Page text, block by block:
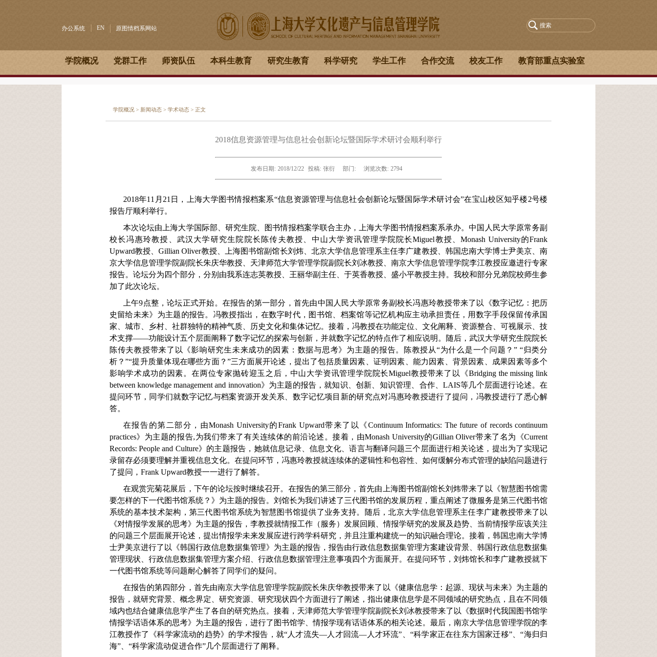
办公系统 EN 原图情档系网站
学院概况 党群工作 师资队伍 本科生教育 研究生教育 科学研究 学生工作 合作交流 校友工作 教育部重点实验室
学院概况 >新闻动态 >学术动态 > 正文
2018信息资源管理与信息社会创新论坛暨国际学术研讨会顺利举行
发布日期: 2018/12/22 投稿: 张衍 部门: 浏览次数: 2794
2018年11月21日，上海大学图书情报档案系“信息资源管理与信息社会创新论坛暨国际学术研讨会”在宝山校区知乎楼2号楼
报告厅顺利举行。
本次论坛由上海大学国际部、研究生院、图书情报档案学联合主办，上海大学图书情报档案系承办。中国人民大学原常务副
校长冯惠玲教授、武汉大学研究生院院长陈传夫教授、中山大学资讯管理学院院长Miguel教授、Monash University的Frank
Upward教授、Gillian Oliver教授、上海图书馆副馆长刘炜、北京大学信息管理系主任李广建教授、韩国忠南大学博士尹美京、南
京大学信息管理学院副院长朱庆华教授、天津师范大学管理学院副院长刘冰教授、南京大学信息管理学院李江教授应邀进行专家
报告。论坛分为四个部分，分别由我系连志英教授、王丽华副主任、于英香教授、盛小平教授主持。我校和部分兄弟院校师生参
加了此次论坛。
上午9点整，论坛正式开始。在报告的第一部分，首先由中国人民大学原常务副校长冯惠玲教授带来了以《数字记忆：把历
史留给未来》为主题的报告。冯教授指出，在数字时代，图书馆、档案馆等记忆机构应主动承担责任，用数字手段保留传承国
家、城市、乡村、社群独特的精神气质、历史文化和集体记忆。接着，冯教授在功能定位、文化阐释、资源整合、可视展示、技
术支撑——功能设计五个层面阐释了数字记忆的探索与创新，并就数字记忆的特点作了相应说明。随后，武汉大学研究生院院长
陈传夫教授带来了以《影响研究生未来成功的因素：数据与思考》为主题的报告。陈教授从“为什么是一个问题？” “归类分
析？”“提升质量体现在哪些方面？”三方面展开论述，提出了包括质量因素、证明因素、能力因素、背景因素、成果因素等多个
影响学术成功的因素。在两位专家抛砖迎玉之后，中山大学资讯管理学院院长Miguel教授带来了以《Bridging the missing link
between knowledge management and innovation》为主题的报告，就知识、创新、知识管理、合作、LAIS等几个层面进行论述。在
提问环节，同学们就数字记忆与档案资源开发关系、数字记忆项目新的研究点对冯惠玲教授进行了提问，冯教授进行了悉心解
答。
在报告的第二部分，由Monash University的Frank Upward带来了以《Continuum Informatics: The future of records continuum
practices》为主题的报告,为我们带来了有关连续体的前沿论述。接着，由Monash University的Gillian Oliver带来了名为《Current
Records: People and Culture》的主题报告，她就信息记录、信息文化、语言与翻译问题三个层面进行相关论述，提出为了实现记
录留存必须要理解并重视信息文化。在提问环节，冯惠玲教授就连续体的逻辑性和包容性、如何缓解分布式管理的缺陷问题进行
了提问，Frank Upward教授一一进行了解答。
在观赏完菊花展后，下午的论坛按时继续召开。在报告的第三部分，首先由上海图书馆副馆长刘炜带来了以《智慧图书馆需
要怎样的下一代图书馆系统？》为主题的报告。刘馆长为我们讲述了三代图书馆的发展历程，重点阐述了微服务是第三代图书馆
系统的基本技术架构，第三代图书馆系统为智慧图书馆提供了业务支持。随后，北京大学信息管理系主任李广建教授带来了以
《对情报学发展的思考》为主题的报告，李教授就情报工作（服务）发展回顾、情报学研究的发展及趋势、当前情报学应该关注
的问题三个层面展开论述，提出情报学未来发展应进行跨学科研究，并且注重构建统一的知识融合理论。接着，韩国忠南大学博
士尹美京进行了以《韩国行政信息数据集管理》为主题的报告，报告由行政信息数据集管理方案建设背景、韩国行政信息数据集
管理现状、行政信息数据集管理方案介绍、行政信息数据管理注意事项四个方面展开。在提问环节，刘炜馆长和李广建教授就下
一代图书馆系统等问题耐心解答了同学们的疑问。
在报告的第四部分，首先由南京大学信息管理学院副院长朱庆华教授带来了以《健康信息学：起源、现状与未来》为主题的
报告，就研究背景、概念界定、研究资源、研究现状四个方面进行了阐述，指出健康信息学是不同领域的研究热点，且在不同领
域内也结合健康信息学产生了各自的研究热点。接着，天津师范大学管理学院副院长刘冰教授带来了以《数据时代我国图书馆学
情报学话语体系的思考》为主题的报告，进行了图书馆学、情报学现有话语体系的相关论述。最后，南京大学信息管理学院的李
江教授作了《科学家流动的趋势》的学术报告，就“人才流失—人才回流—人才环流”、“科学家正在往东方国家迁移”、“海归归
海”、“科学家流动促进合作”几个层面进行了阐释。